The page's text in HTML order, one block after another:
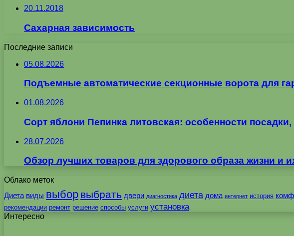
20.11.2018
Сахарная зависимость
Последние записи
05.08.2026
Подъемные автоматические секционные ворота для
01.08.2026
Сорт яблони Пепинка литовская: особенности
28.07.2026
Обзор лучших товаров для здорового образа жизни и
Облако меток
Диета виды выбор выбрать двери диагностика диета дома интернет история
рекомендации ремонт решение способы услуги установка
Интересно